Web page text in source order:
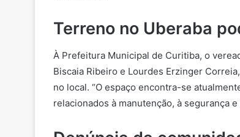
Terreno no Uberaba
À Prefeitura Municipal de Curitiba, o
Biscaia Ribeiro e Lourdes Erzinger
no local. “O espaço encontra-se
relacionados à manutenção, à segurança